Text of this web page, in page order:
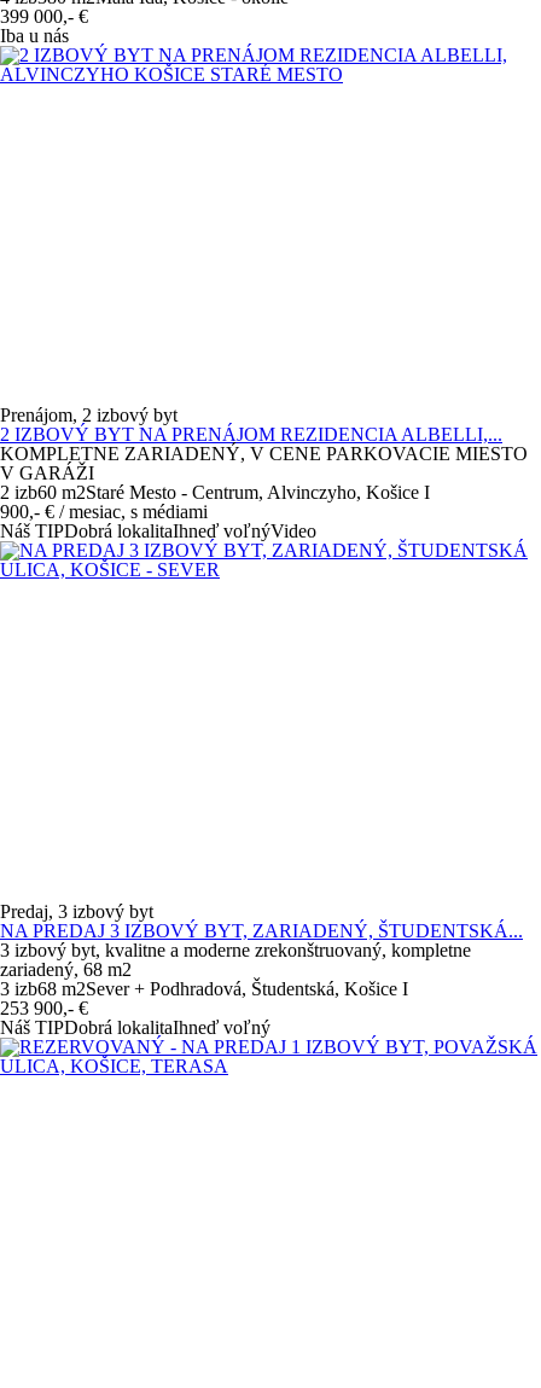
399 000,- €
Iba u nás
Prenájom, 2 izbový byt
2 IZBOVÝ BYT NA PRENÁJOM REZIDENCIA ALBELLI,...
KOMPLETNE ZARIADENÝ, V CENE PARKOVACIE MIESTO
V GARÁŽI
2 izb60 m2Staré Mesto - Centrum, Alvinczyho, Košice I
900,- € / mesiac, s médiami
Náš TIPDobrá lokalitaIhneď voľnýVideo
Predaj, 3 izbový byt
NA PREDAJ 3 IZBOVÝ BYT, ZARIADENÝ, ŠTUDENTSKÁ...
3 izbový byt, kvalitne a moderne zrekonštruovaný, kompletne
zariadený, 68 m2
3 izb68 m2Sever + Podhradová, Študentská, Košice I
253 900,- €
Náš TIPDobrá lokalitaIhneď voľný